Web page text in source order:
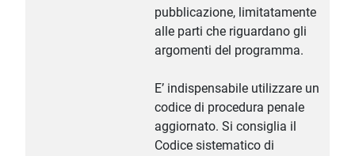
pubblicazione, limitatamente
alle parti che riguardano gli
argomenti del programma.
E’ indispensabile utilizzare un
codice di procedura penale
aggiornato. Si consiglia il
Codice sistematico di